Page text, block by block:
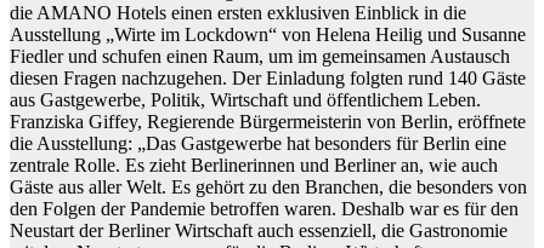
die AMANO Hotels einen ersten exklusiven Einblick in die
Ausstellung „Wirte im Lockdown“ von Helena Heilig und Susanne
Fiedler und schufen einen Raum, um im gemeinsamen Austausch
diesen Fragen nachzugehen. Der Einladung folgten rund 140 Gäste
aus Gastgewerbe, Politik, Wirtschaft und öffentlichem Leben.
Franziska Giffey, Regierende Bürgermeisterin von Berlin, eröffnete
die Ausstellung: „Das Gastgewerbe hat besonders für Berlin eine
zentrale Rolle. Es zieht Berlinerinnen und Berliner an, wie auch
Gäste aus aller Welt. Es gehört zu den Branchen, die besonders von
den Folgen der Pandemie betroffen waren. Deshalb war es für den
Neustart der Berliner Wirtschaft auch essenziell, die Gastronomie